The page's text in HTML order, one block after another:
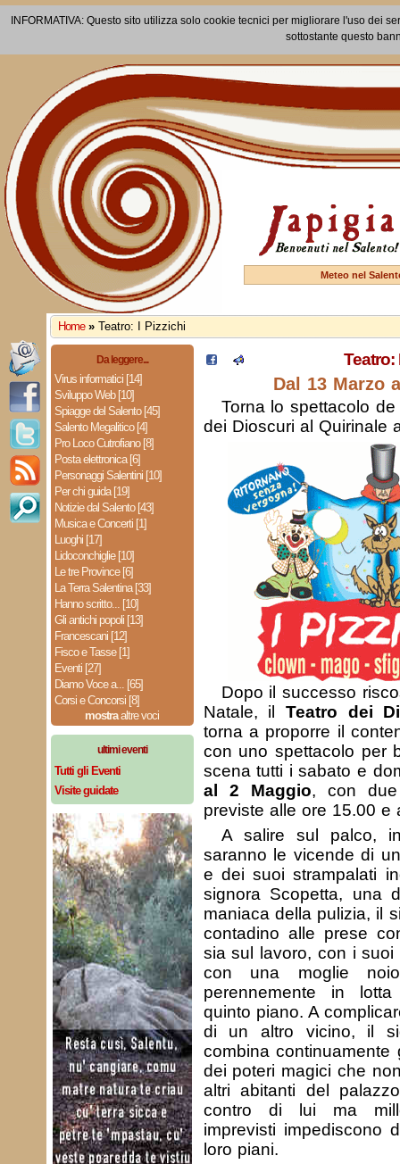
INFORMATIVA: Questo sito utilizza solo cookie tecnici per migliorare l'uso dei
sottostante questo
Meteo nel
Home » Teatro: I Pizzichi
Da leggere...
Virus informatici [14]
Sviluppo Web [10]
Spiagge del Salento [45]
Salento Megalitico [4]
Pro Loco Cutrofiano [8]
Posta elettronica [6]
Personaggi Salentini [10]
Per chi guida [19]
Notizie dal Salento [43]
Musica e Concerti [1]
Luoghi [17]
Lidoconchiglie [10]
Le tre Province [6]
La Terra Salentina [33]
Hanno scritto... [10]
Gli antichi popoli [13]
Francescani [12]
Fisco e Tasse [1]
Eventi [27]
Diamo Voce a... [65]
Corsi e Concorsi [8]
mostraaltre voci
ultimi eventi
Tutti gli Eventi
Visite guidate
Teatro:
Dal 13 Marzo
Torna lo spettacolo de
dei Dioscuri al Quirinale
Dopo il successo
Natale, il Teatro dei
torna a proporre il
con uno spettacolo per
scena tutti i sabato e
al 2 Maggio, con due
previste alle ore 15.00 e
A salire sul palco,
saranno le vicende di
e dei suoi strampalati
signora Scopetta, una
maniaca della pulizia, il
contadino alle prese
sia sul lavoro, con i
con una moglie
perennemente in
quinto piano. A
di un altro vicino, il
combina
dei poteri magici che
altri abitanti del
contro di lui ma
imprevisti impediscono
loro piani.